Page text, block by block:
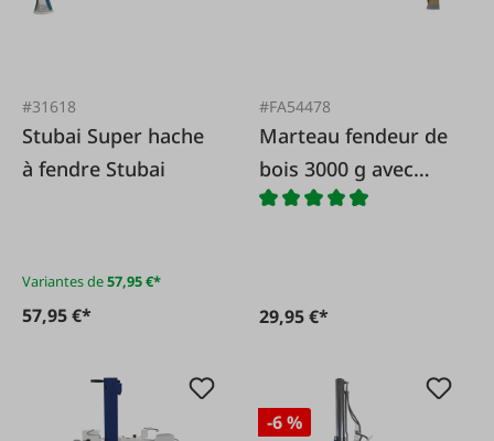
#31618
Stubai Super hache
à fendre Stubai
Variantes de57,95 €*
57,95 €*
#FA54478
Marteau fendeur de
bois 3000 g avec
manche en fibre de
29,95 €*
-6 %